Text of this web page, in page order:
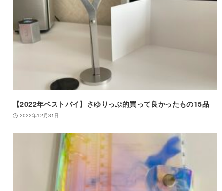
【2022年ベストバイ】さゆりっぷ的買って良かったもの15品
2022年12月31日